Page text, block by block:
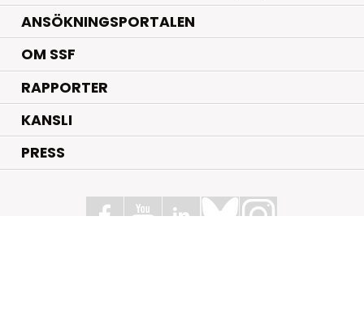
ANSÖKNINGSPORTALEN
OM SSF
RAPPORTER
KANSLI
PRESS